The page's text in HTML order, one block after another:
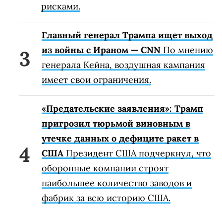
рисками.
Главный генерал Трампа ищет выход
из войны с Ираном — CNN По мнению
генерала Кейна, воздушная кампания
имеет свои ограничения.
«Предательские заявления»: Трамп
пригрозил тюрьмой виновным в
утечке данных о дефиците ракет в
США Президент США подчеркнул, что
оборонные компании строят
наибольшее количество заводов и
фабрик за всю историю США.